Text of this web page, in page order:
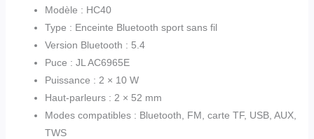
Modèle : HC40
Type : Enceinte Bluetooth sport sans fil
Version Bluetooth : 5.4
Puce : JL AC6965E
Puissance : 2 × 10 W
Haut-parleurs : 2 × 52 mm
Modes compatibles : Bluetooth, FM, carte TF, USB, AUX,
TWS